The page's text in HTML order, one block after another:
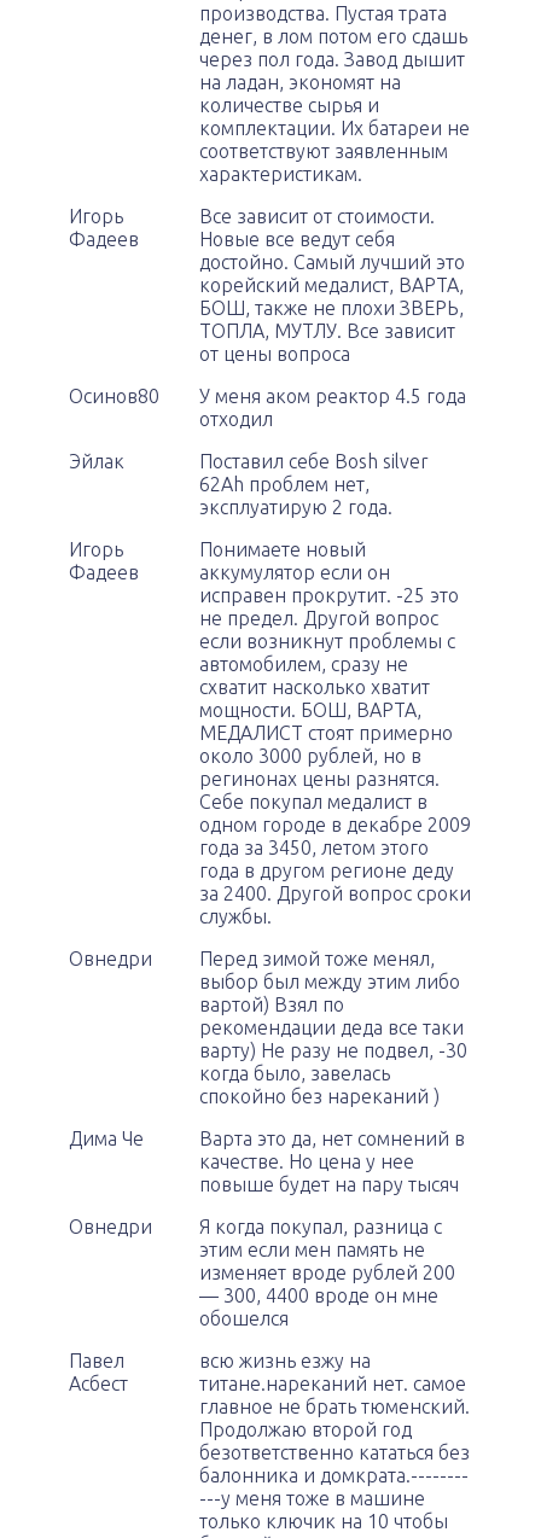
производства. Пустая трата
денег, в лом потом его сдашь
через пол года. Завод дышит
на ладан, экономят на
количестве сырья и
комплектации. Их батареи не
соответствуют заявленным
характеристикам.
Игорь
Фадеев
Все зависит от стоимости.
Новые все ведут себя
достойно. Самый лучший это
корейский медалист, ВАРТА,
БОШ, также не плохи ЗВЕРЬ,
ТОПЛА, МУТЛУ. Все зависит
от цены вопроса
Осинов80
У меня аком реактор 4.5 года
отходил
Эйлак
Поставил себе Bosh silver
62Ah проблем нет,
эксплуатирую 2 года.
Игорь
Фадеев
Понимаете новый
аккумулятор если он
исправен прокрутит. -25 это
не предел. Другой вопрос
если возникнут проблемы с
автомобилем, сразу не
схватит насколько хватит
мощности. БОШ, ВАРТА,
МЕДАЛИСТ стоят примерно
около 3000 рублей, но в
регинонах цены разнятся.
Себе покупал медалист в
одном городе в декабре 2009
года за 3450, летом этого
года в другом регионе деду
за 2400. Другой вопрос сроки
службы.
Овнедри
Перед зимой тоже менял,
выбор был между этим либо
вартой) Взял по
рекомендации деда все таки
варту) Не разу не подвел, -30
когда было, завелась
спокойно без нареканий )
Дима Че
Варта это да, нет сомнений в
качестве. Но цена у нее
повыше будет на пару тысяч
Овнедри
Я когда покупал, разница с
этим если мен память не
изменяет вроде рублей 200
— 300, 4400 вроде он мне
обошелся
Павел
Асбест
всю жизнь езжу на
титане.нареканий нет. самое
главное не брать тюменский.
Продолжаю второй год
безответственно кататься без
балонника и домкрата.--------
---у меня тоже в машине
только ключик на 10 чтобы